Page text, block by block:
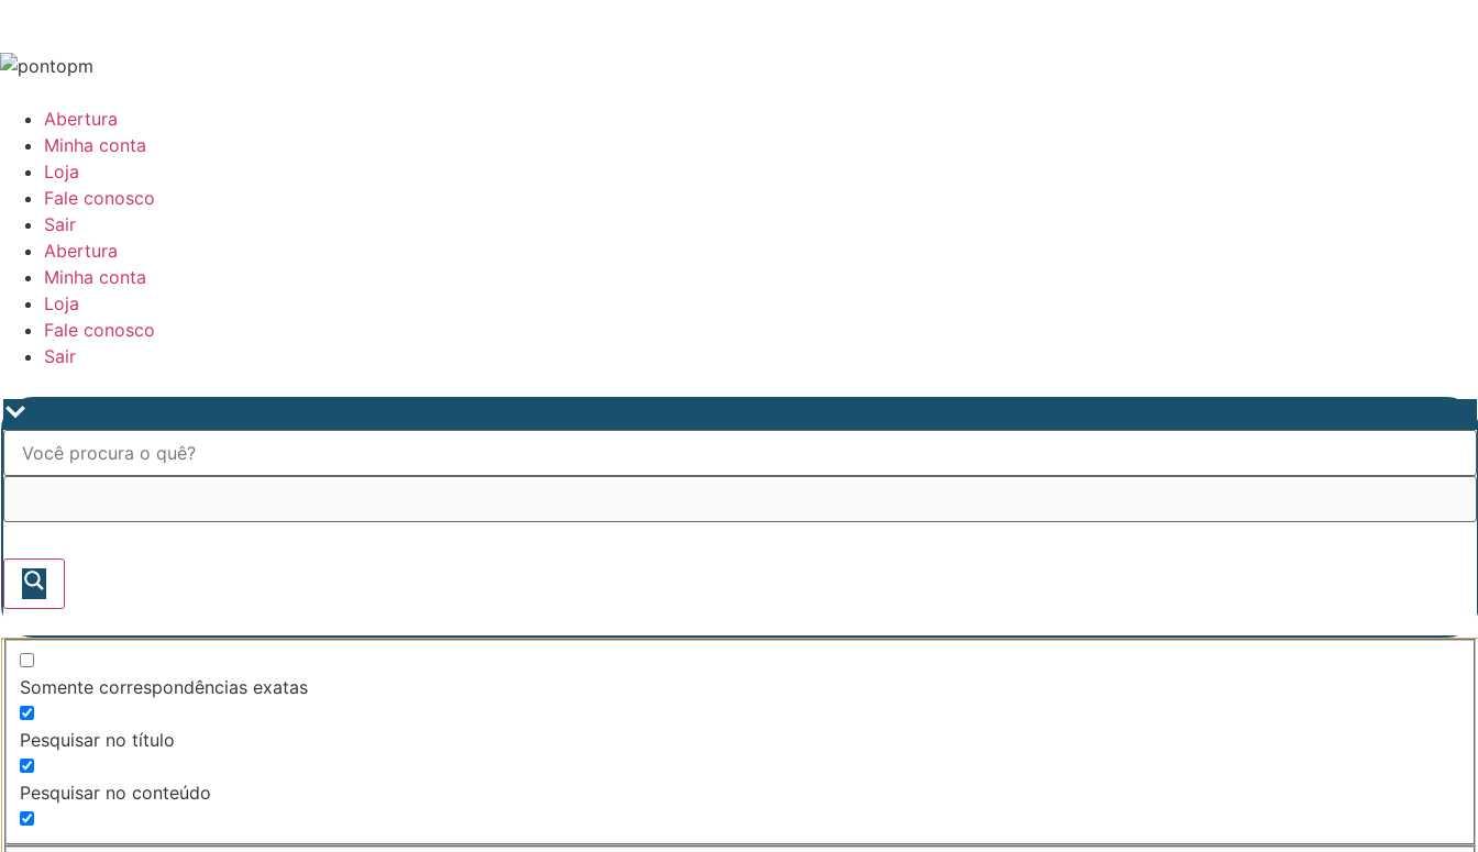
Abertura
Minha conta
Loja
Fale conosco
Sair
Abertura
Minha conta
Loja
Fale conosco
Sair
Somente correspondências exatas
Pesquisar no título
Pesquisar no conteúdo